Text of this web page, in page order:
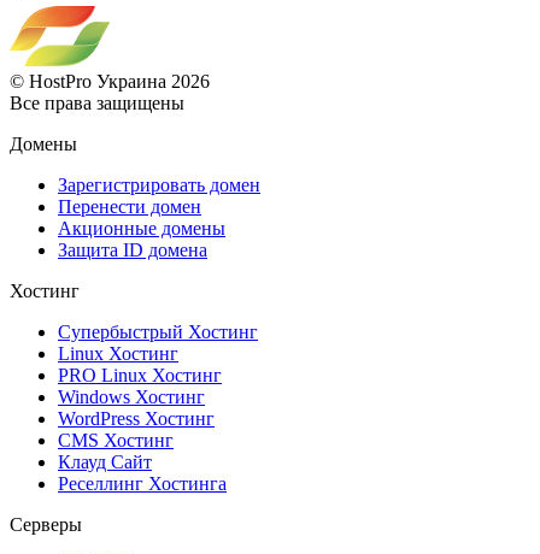
© HostPro Украина 2026
Все права защищены
Домены
Зарегистрировать домен
Перенести домен
Акционные домены
Защита ID домена
Хостинг
Супербыстрый Хостинг
Linux Хостинг
PRO Linux Хостинг
Windows Хостинг
WordPress Хостинг
CMS Хостинг
Клауд Сайт
Реселлинг Хостинга
Серверы